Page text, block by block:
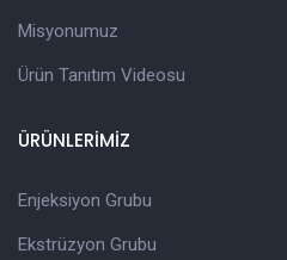
Misyonumuz
Ürün Tanıtım Videosu
ÜRÜNLERİMİZ
Enjeksiyon Grubu
Ekstrüzyon Grubu